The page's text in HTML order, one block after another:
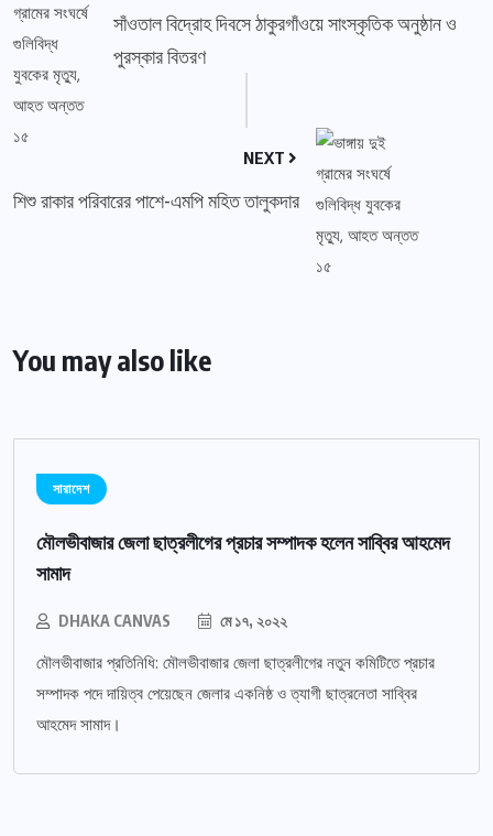
সাঁওতাল বিদ্রোহ দিবসে ঠাকুরগাঁওয়ে সাংস্কৃতিক অনুষ্ঠান ও
পুরস্কার বিতরণ
NEXT
শিশু রাকার পরিবারের পাশে-এমপি মহিত তালুকদার
You may also like
সারাদেশ
মৌলভীবাজার জেলা ছাত্রলীগের প্রচার সম্পাদক হলেন সাব্বির আহমেদ
সামাদ
DHAKA CANVAS মে ১৭, ২০২২
মৌলভীবাজার প্রতিনিধি: মৌলভীবাজার জেলা ছাত্রলীগের নতুন কমিটিতে প্রচার
সম্পাদক পদে দায়িত্ব পেয়েছেন জেলার একনিষ্ঠ ও ত্যাগী ছাত্রনেতা সাব্বির
আহমেদ সামাদ।